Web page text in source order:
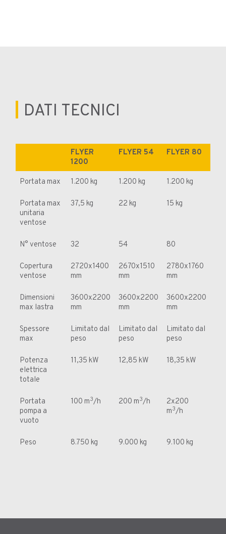
DATI TECNICI
FLYER
1200
FLYER 54 FLYER 80
Portata max 1.200 kg 1.200 kg 1.200 kg
Portata max
unitaria
ventose
37,5 kg 22 kg 15 kg
N° ventose 32 54 80
Copertura
ventose
2720x1400
mm
2670x1510
mm
2780x1760
mm
Dimensioni
max lastra
3600x2200
mm
3600x2200
mm
3600x2200
mm
Spessore
max
Limitato dal
peso
Limitato dal
peso
Limitato dal
peso
Potenza
elettrica
totale
11,35 kW 12,85 kW 18,35 kW
Portata
pompa a
vuoto
100 m3/h 200 m3/h
2x200
m3/h
Peso 8.750 kg 9.000 kg 9.100 kg